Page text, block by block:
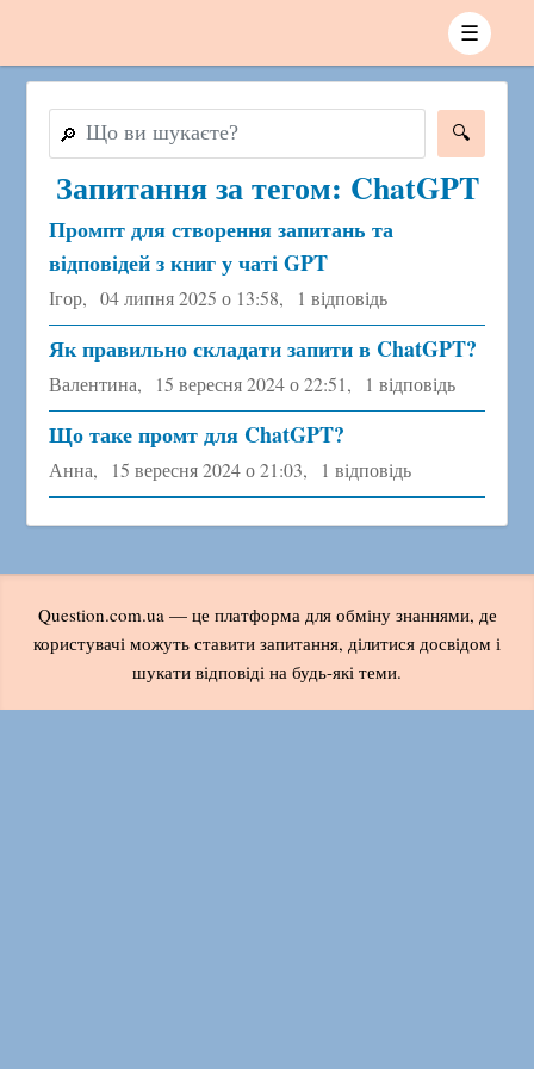
☰
🔎
Запитання за тегом: ChatGPT
Промпт для створення запитань та
відповідей з книг у чаті GPT
Ігор, 04 липня 2025 о 13:58, 1 відповідь
Як правильно складати запити в ChatGPT?
Валентина, 15 вересня 2024 о 22:51, 1 відповідь
Що таке промт для ChatGPT?
Анна, 15 вересня 2024 о 21:03, 1 відповідь
Question.com.ua — це платформа для обміну знаннями, де
користувачі можуть ставити запитання, ділитися досвідом і
шукати відповіді на будь-які теми.